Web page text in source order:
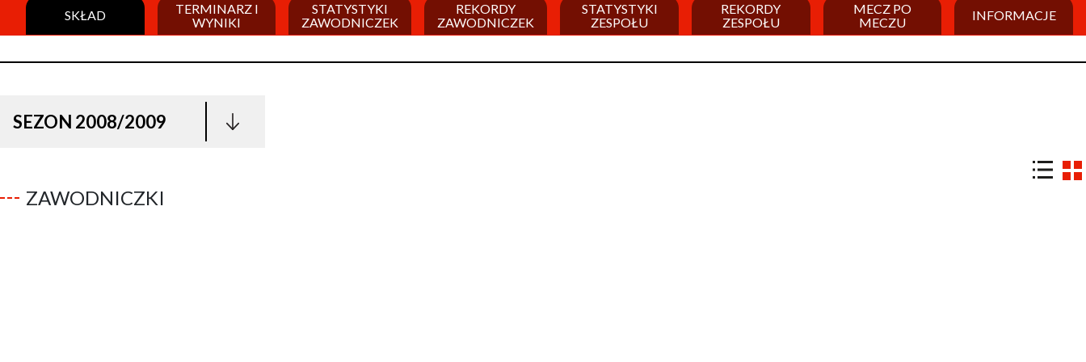
SKŁAD
TERMINARZ I
WYNIKI
STATYSTYKI
ZAWODNICZEK
REKORDY
ZAWODNICZEK
STATYSTYKI
ZESPOŁU
REKORDY
ZESPOŁU
MECZ PO
MECZU
INFORMACJE
SEZON 2008/2009
ZAWODNICZKI